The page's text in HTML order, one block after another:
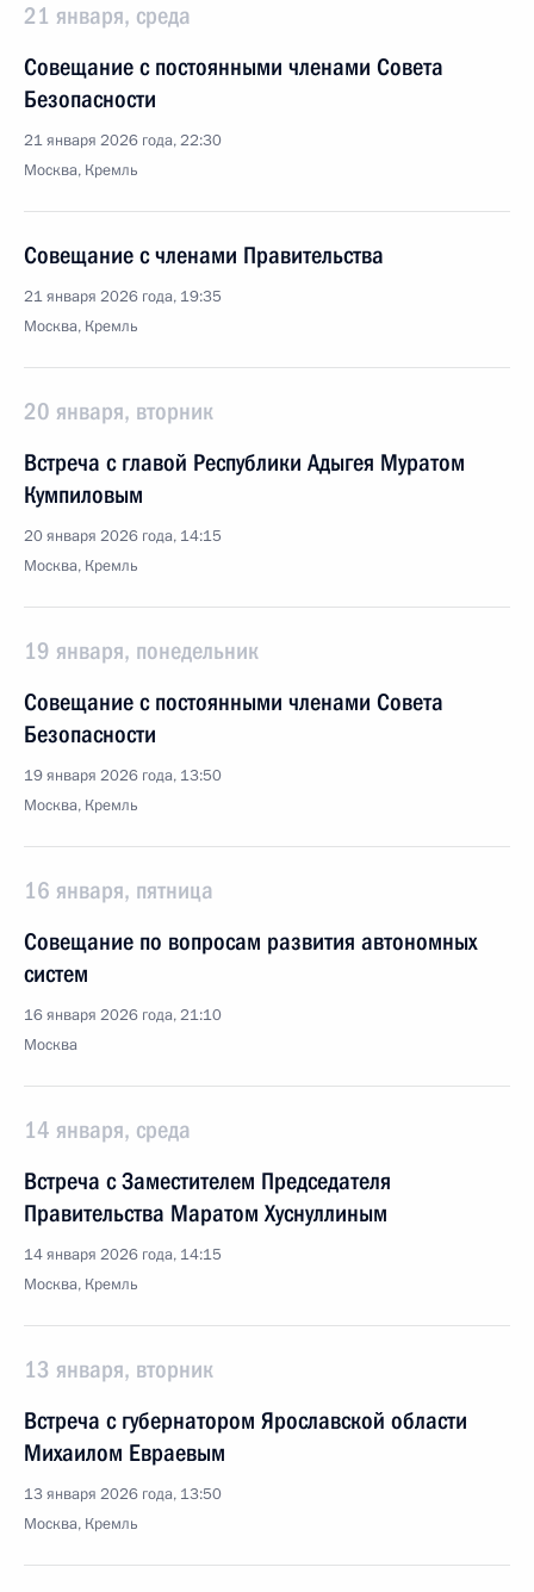
21 января, среда
Совещание с постоянными членами Совета
Безопасности
21 января 2026 года, 22:30
Москва, Кремль
Совещание с членами Правительства
21 января 2026 года, 19:35
Москва, Кремль
20 января, вторник
Встреча с главой Республики Адыгея Муратом
Кумпиловым
20 января 2026 года, 14:15
Москва, Кремль
19 января, понедельник
Совещание с постоянными членами Совета
Безопасности
19 января 2026 года, 13:50
Москва, Кремль
16 января, пятница
Совещание по вопросам развития автономных
систем
16 января 2026 года, 21:10
Москва
14 января, среда
Встреча с Заместителем Председателя
Правительства Маратом Хуснуллиным
14 января 2026 года, 14:15
Москва, Кремль
13 января, вторник
Встреча с губернатором Ярославской области
Михаилом Евраевым
13 января 2026 года, 13:50
Москва, Кремль